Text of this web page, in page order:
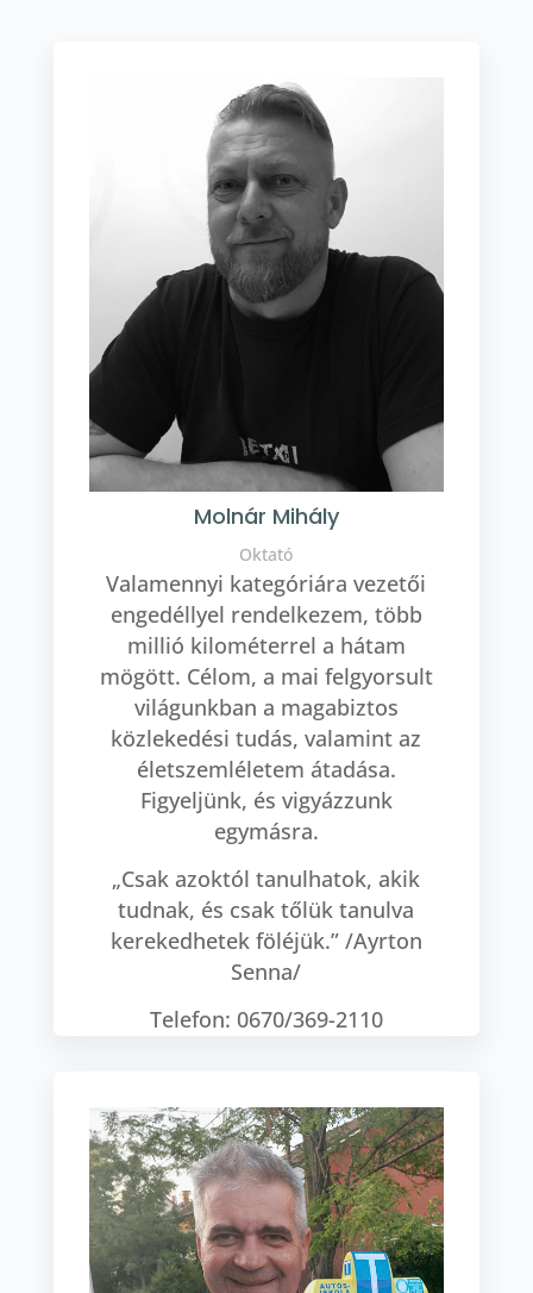
Molnár Mihály
Oktató
Valamennyi kategóriára vezetői
engedéllyel rendelkezem, több
millió kilométerrel a hátam
mögött. Célom, a mai felgyorsult
világunkban a magabiztos
közlekedési tudás, valamint az
életszemléletem átadása.
Figyeljünk, és vigyázzunk
egymásra.
„Csak azoktól tanulhatok, akik
tudnak, és csak tőlük tanulva
kerekedhetek föléjük.” /Ayrton
Senna/
Telefon: 0670/369-2110